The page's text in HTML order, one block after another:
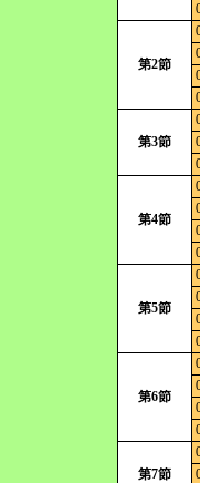
第2節
第3節
第4節
第5節
第6節
第7節